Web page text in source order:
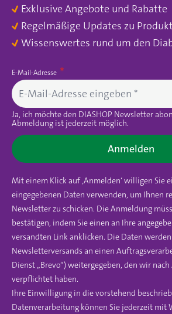
Exklusive Angebote und Rabatte
Regelmäßige Updates zu
Wissenswertes rund um den
E-Mail-Adresse
Ja, ich möchte den DIASHOP Newsletter
Abmeldung ist jederzeit möglich.
Anmelden
Mit einem Klick auf ‚Anmelden‘ willigen Sie
eingegebenen Daten verwenden, um Ihnen
Newsletter zu schicken. Die Anmeldung
bestätigen, indem Sie einen an Ihre
versandten Link anklicken. Die Daten
Newsletterversands an einen
Dienst „Brevo“) weitergegeben, den wir nach
verpflichtet haben.
Ihre Einwilligung in die vorstehend
Datenverarbeitung können Sie jederzeit mit